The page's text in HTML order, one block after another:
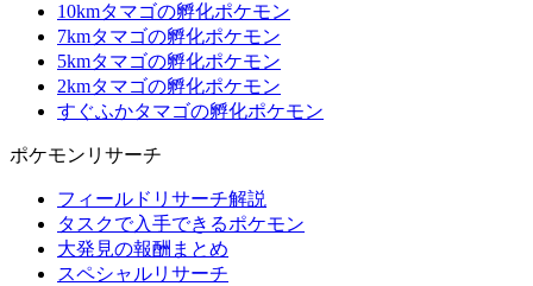
10kmタマゴの孵化ポケモン
7kmタマゴの孵化ポケモン
5kmタマゴの孵化ポケモン
2kmタマゴの孵化ポケモン
すぐふかタマゴの孵化ポケモン
ポケモンリサーチ
フィールドリサーチ解説
タスクで入手できるポケモン
大発見の報酬まとめ
スペシャルリサーチ